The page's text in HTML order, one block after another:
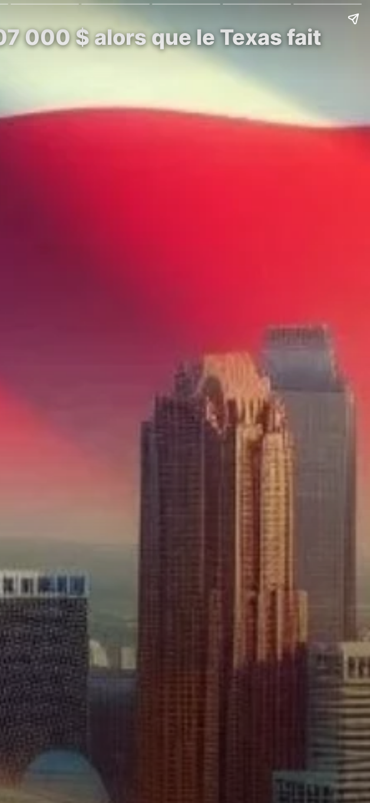
000 $ alors que le Texas fait